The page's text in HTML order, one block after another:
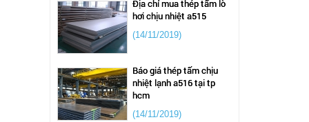
(14/11/2019)
hcm
(14/11/2019)
Mua thép tấm cường độ